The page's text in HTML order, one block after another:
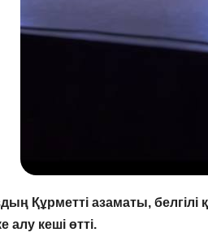
Құрметті азаматы, белгілі
алу кеші өтті.